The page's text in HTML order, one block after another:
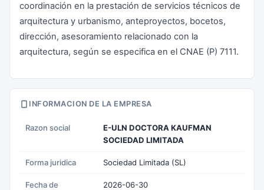
coordinación en la prestación de servicios técnicos de
arquitectura y urbanismo, anteproyectos, bocetos,
dirección, asesoramiento relacionado con la
arquitectura, según se especifica en el CNAE (P) 7111.
INFORMACION DE LA EMPRESA
Razon social
E-ULN DOCTORA KAUFMAN
SOCIEDAD LIMITADA
Forma juridica Sociedad Limitada (SL)
Fecha de
2026-06-30